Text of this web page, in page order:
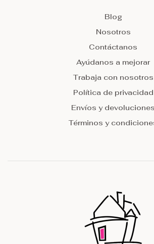
Blog
Nosotros
Contáctanos
Ayúdanos a mejorar
Trabaja con nosotros
Política de privacidad
Envíos y devoluciones
Términos y